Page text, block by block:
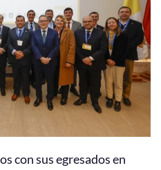
con sus egresados en